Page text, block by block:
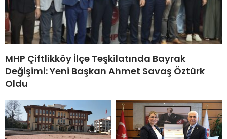
MHP Çiftlikköy İlçe Teşkilatında Bayrak
Değişimi: Yeni Başkan Ahmet Savaş Öztürk
Oldu